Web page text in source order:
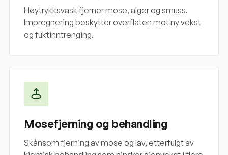
Høytrykksvask fjerner mose, alger og smuss.
Impregnering beskytter overflaten mot ny vekst
og fuktinntrenging.
Mosefjerning og behandling
Skånsom fjerning av mose og lav, etterfulgt av